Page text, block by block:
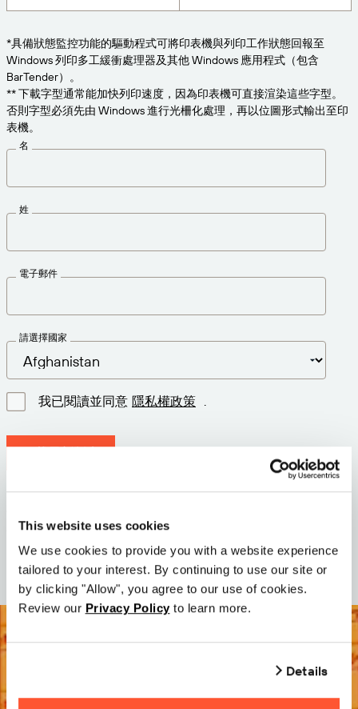
This website uses cookies
We use cookies to provide you with a website experience
tailored to your interest. By continuing to use our site or
by clicking "Allow", you agree to our use of cookies.
Review our Privacy Policy to learn more.
Details
產品
定價
歡迎免費試用
解決方案概觀
關於我們
職涯
新聞中心
*具備狀態監控功能的驅動程式可將印表機與列印工作狀態回報至
Windows 列印多工緩衝處理器及其他 Windows 應用程式（包含
BarTender）。
** 下載字型通常能加快列印速度，因為印表機可直接渲染這些字型。
否則字型必須先由 Windows 進行光柵化處理，再以位圖形式輸出至印
表機。
名
姓
電子郵件
請選擇國家
我已閱讀並同意 隱私權政策
尺寸: 111.4 M
日期: 2026-05-05